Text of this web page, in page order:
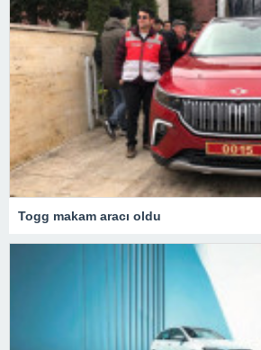
Togg makam aracı oldu